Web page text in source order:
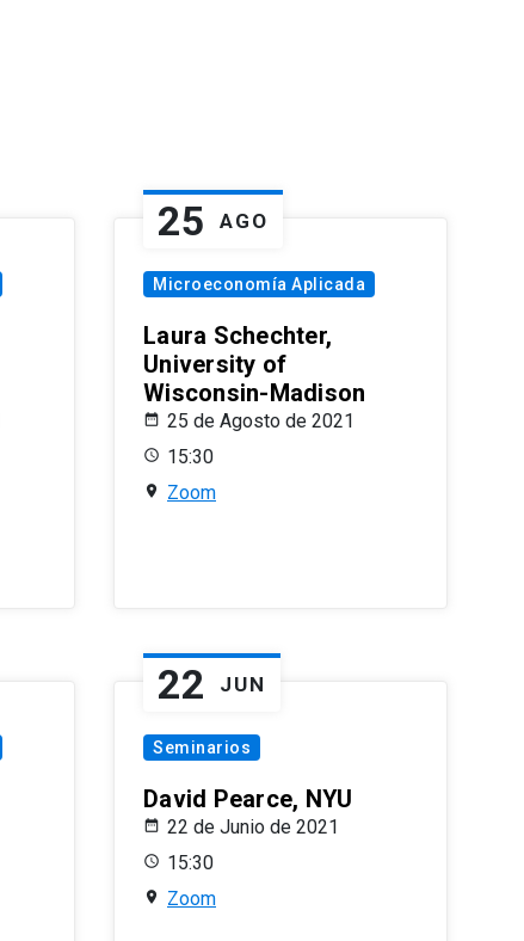
25 AGO
Microeconomía Aplicada
Laura Schechter,
University of
Wisconsin-Madison
25 de Agosto de 2021
15:30
Zoom
22 JUN
Seminarios
David Pearce, NYU
22 de Junio de 2021
15:30
Zoom